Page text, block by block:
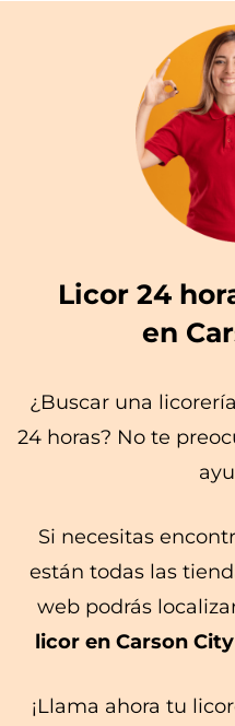
Licor 24
en
¿Buscar una
24 horas? No te
Si necesitas
están todas las
web podrás
licor en Carson
¡Llama ahora tu